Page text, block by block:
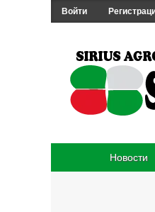
Войти
Новости